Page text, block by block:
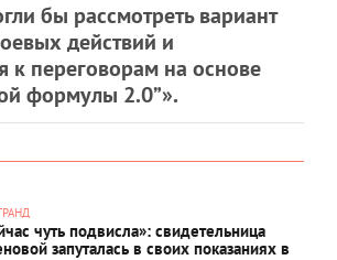
бы рассмотреть вариант
действий и
к переговорам на основе
формулы 2.0”».
чуть подвисла»: свидетельница
запуталась в своих показаниях в